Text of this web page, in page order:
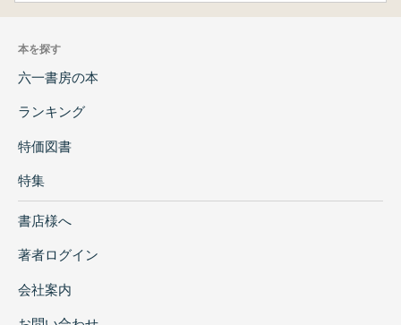
本を探す
六一書房の本
ランキング
特価図書
特集
書店様へ
著者ログイン
会社案内